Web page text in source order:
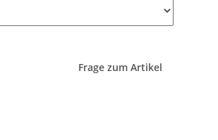
Frage zum Artikel